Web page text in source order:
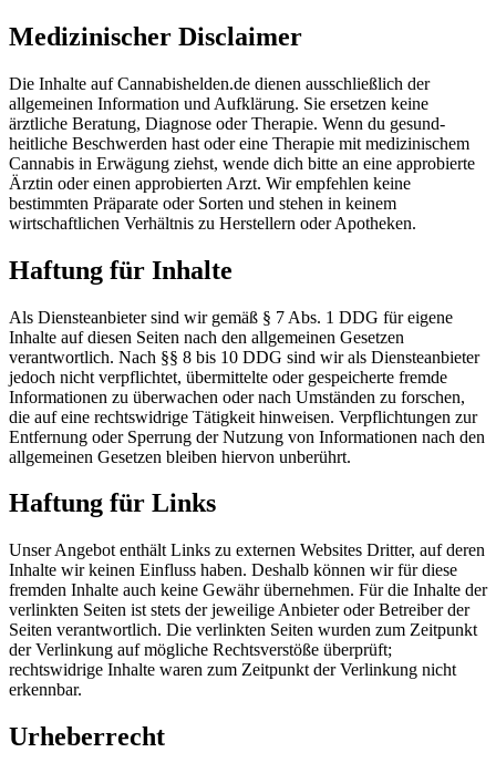
Medizinischer Disclaimer
Die Inhalte auf Cannabishelden.de dienen ausschließlich der
allgemeinen Information und Aufklärung. Sie ersetzen keine
ärztliche Beratung, Diagnose oder Therapie. Wenn du gesund­
heitliche Beschwerden hast oder eine Therapie mit medizinischem
Cannabis in Erwägung ziehst, wende dich bitte an eine approbierte
Ärztin oder einen approbierten Arzt. Wir empfehlen keine
bestimmten Präparate oder Sorten und stehen in keinem
wirtschaftlichen Verhältnis zu Herstellern oder Apotheken.
Haftung für Inhalte
Als Diensteanbieter sind wir gemäß § 7 Abs. 1 DDG für eigene
Inhalte auf diesen Seiten nach den allgemeinen Gesetzen
verantwortlich. Nach §§ 8 bis 10 DDG sind wir als Dienste­anbieter
jedoch nicht verpflichtet, übermittelte oder gespeicherte fremde
Informationen zu überwachen oder nach Umständen zu forschen,
die auf eine rechtswidrige Tätigkeit hinweisen. Verpflichtungen zur
Entfernung oder Sperrung der Nutzung von Informationen nach den
allgemeinen Gesetzen bleiben hiervon unberührt.
Haftung für Links
Unser Angebot enthält Links zu externen Websites Dritter, auf deren
Inhalte wir keinen Einfluss haben. Deshalb können wir für diese
fremden Inhalte auch keine Gewähr übernehmen. Für die Inhalte der
verlinkten Seiten ist stets der jeweilige Anbieter oder Betreiber der
Seiten verantwortlich. Die verlinkten Seiten wurden zum Zeitpunkt
der Verlinkung auf mögliche Rechtsverstöße überprüft;
rechtswidrige Inhalte waren zum Zeitpunkt der Verlinkung nicht
erkennbar.
Urheberrecht